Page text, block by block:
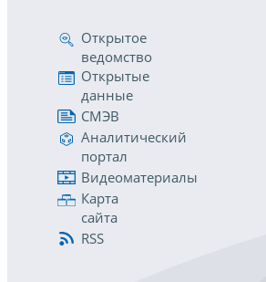
Открытое
ведомство
Открытые
данные
СМЭВ
Аналитический
портал
Видеоматериалы
Карта
сайта
RSS